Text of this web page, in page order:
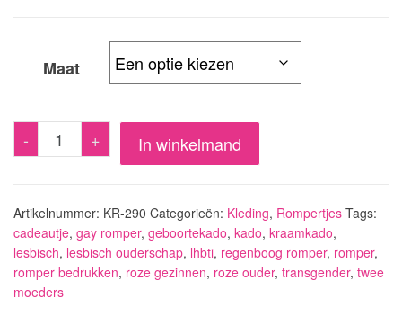
Maat
-
Rompertje
They
both
my
real
moms
+ In winkelmand
Artikelnummer: KR-290 Categorieën: Kleding, Rompertjes Tags:
cadeautje, gay romper, geboortekado, kado, kraamkado,
lesbisch, lesbisch ouderschap, lhbti, regenboog romper, romper,
romper bedrukken, roze gezinnen, roze ouder, transgender, twee
moeders